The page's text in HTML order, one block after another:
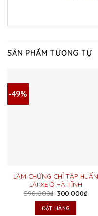
SẢN PHẨM TƯƠNG TỰ
-49%
LÀM CHỨNG CHỈ TẬP HUẤN
LÁI XE Ở HÀ TĨNH
590.000₫ Giá
là:
590.000₫.
300.000₫Giá
ĐẶT HÀNG